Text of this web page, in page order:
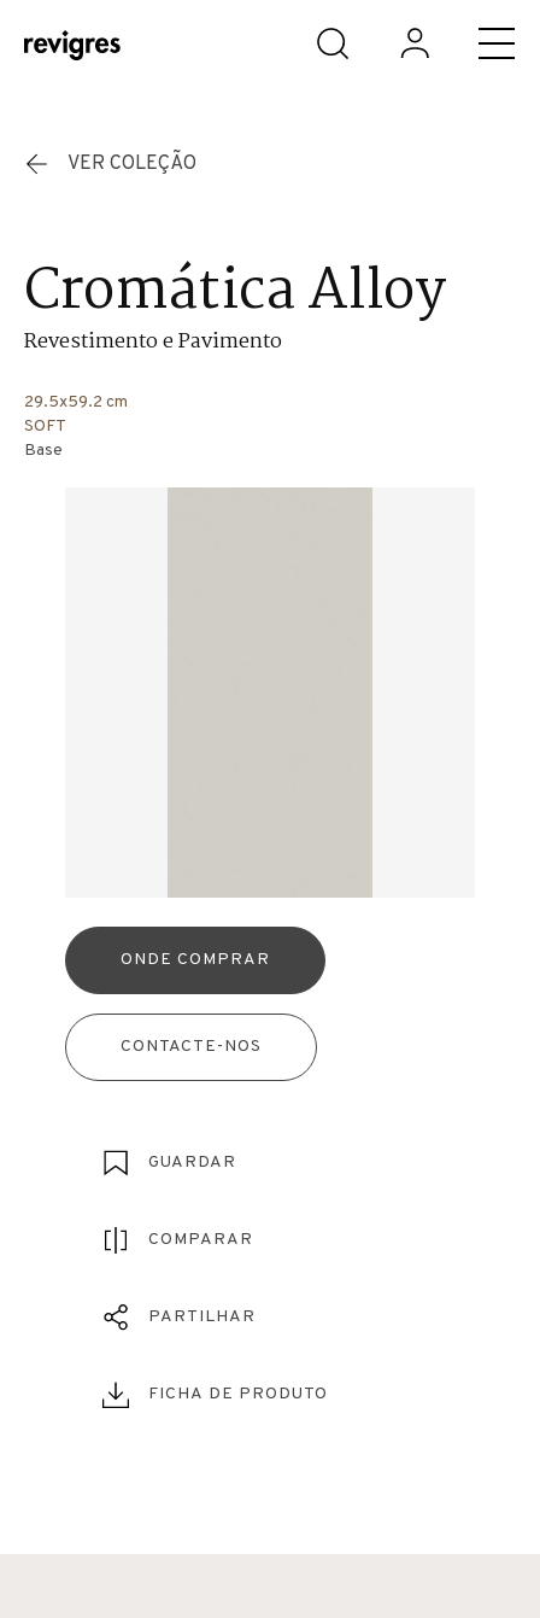
Saltar para o conteúdo principal
VER COLEÇÃO
Cromática Alloy
Revestimento e Pavimento
29.5x59.2 cm
SOFT
Base
ONDE COMPRAR
CONTACTE-NOS
GUARDAR
COMPARAR
PARTILHAR
FICHA DE PRODUTO